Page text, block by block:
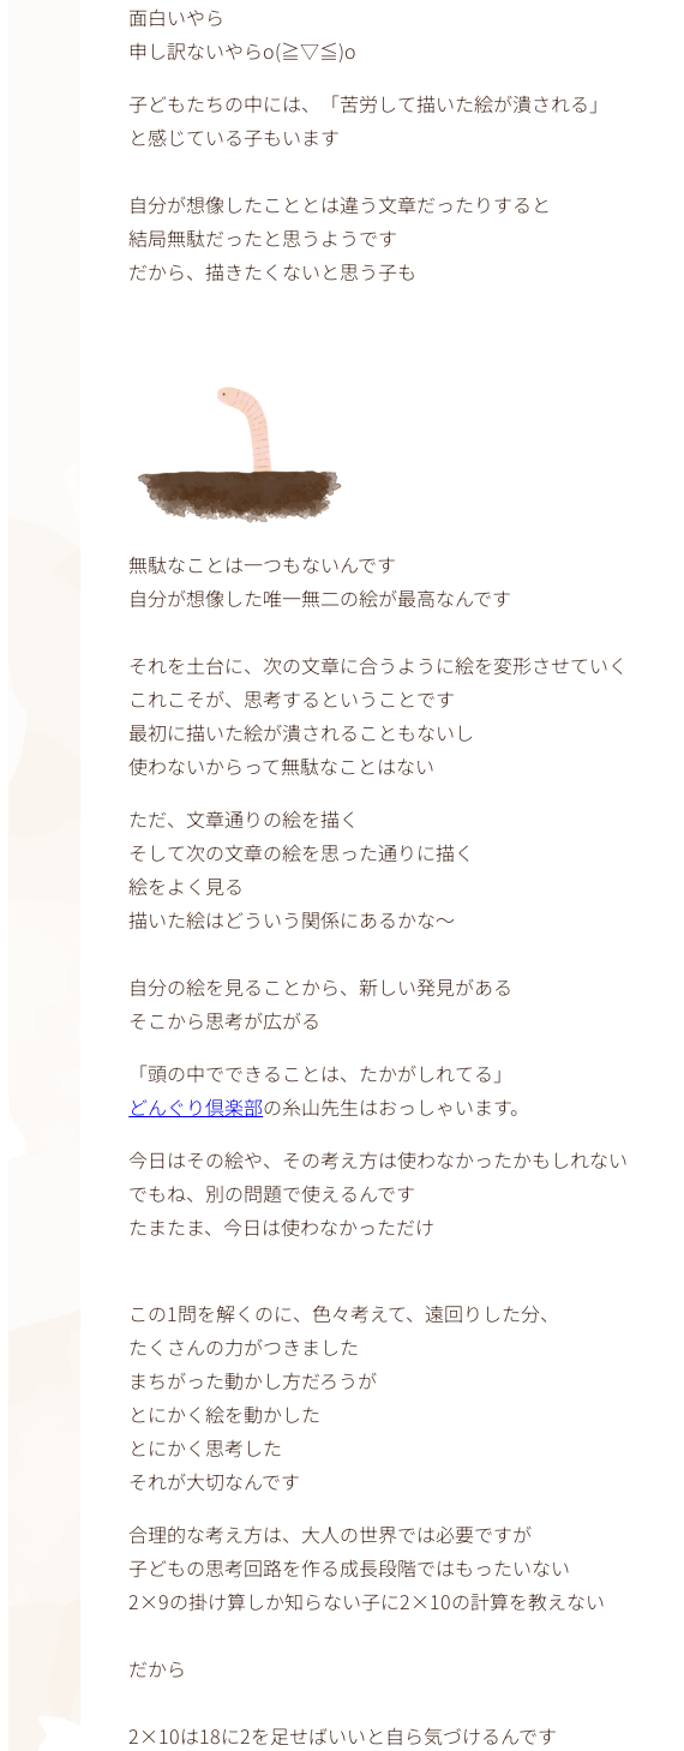
面白いやら
申し訳ないやらo(≧▽≦)o
子どもたちの中には、「苦労して描いた絵が潰される」
と感じている子もいます
自分が想像したこととは違う文章だったりすると
結局無駄だったと思うようです
だから、描きたくないと思う子も
無駄なことは一つもないんです
自分が想像した唯一無二の絵が最高なんです
それを土台に、次の文章に合うように絵を変形させていく
これこそが、思考するということです
最初に描いた絵が潰されることもないし
使わないからって無駄なことはない
ただ、文章通りの絵を描く
そして次の文章の絵を思った通りに描く
絵をよく見る
描いた絵はどういう関係にあるかな〜
自分の絵を見ることから、新しい発見がある
そこから思考が広がる
「頭の中でできることは、たかがしれてる」
どんぐり倶楽部の糸山先生はおっしゃいます。
今日はその絵や、その考え方は使わなかったかもしれない
でもね、別の問題で使えるんです
たまたま、今日は使わなかっただけ
この1問を解くのに、色々考えて、遠回りした分、
たくさんの力がつきました
まちがった動かし方だろうが
とにかく絵を動かした
とにかく思考した
それが大切なんです
合理的な考え方は、大人の世界では必要ですが
子どもの思考回路を作る成長段階ではもったいない
2×9の掛け算しか知らない子に2×10の計算を教えない
だから
2×10は18に2を足せばいいと自ら気づけるんです